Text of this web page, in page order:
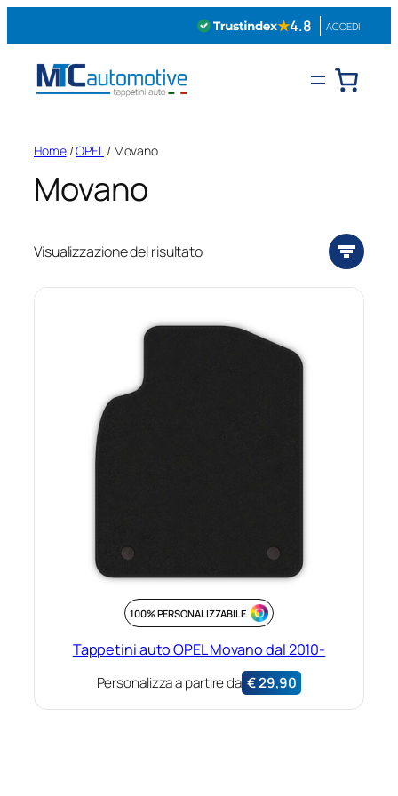
★4.8 ACCEDI
Home/OPEL/ Movano
Movano
Visualizzazione del risultato
100% PERSONALIZZABILE
Tappetini auto OPEL Movano dal 2010-
Personalizza a partire da €29,90